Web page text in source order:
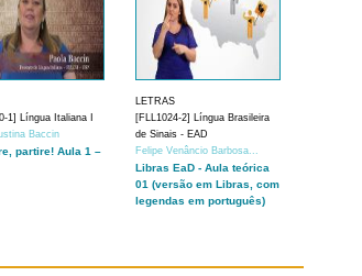
1] Língua Italiana I
Baccin
partire! Aula 1 –
LETRAS
[FLL1024-2] Língua Brasileira
de Sinais - EAD
Felipe Venâncio Barbosa...
Libras EaD - Aula teórica
01 (versão em Libras, com
legendas em português)